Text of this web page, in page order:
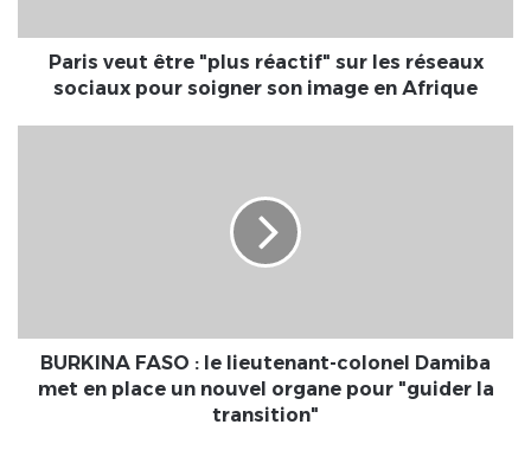
soigner
Paris veut être "plus réactif" sur les réseaux
sociaux pour soigner son image en Afrique
placeBURKINA FASO : le lieutenant-colonel Damiba
met en place un nouvel organe pour "guider la
transition"